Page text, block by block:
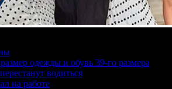
одежды и обувь 39-го размера
водиться
на работе